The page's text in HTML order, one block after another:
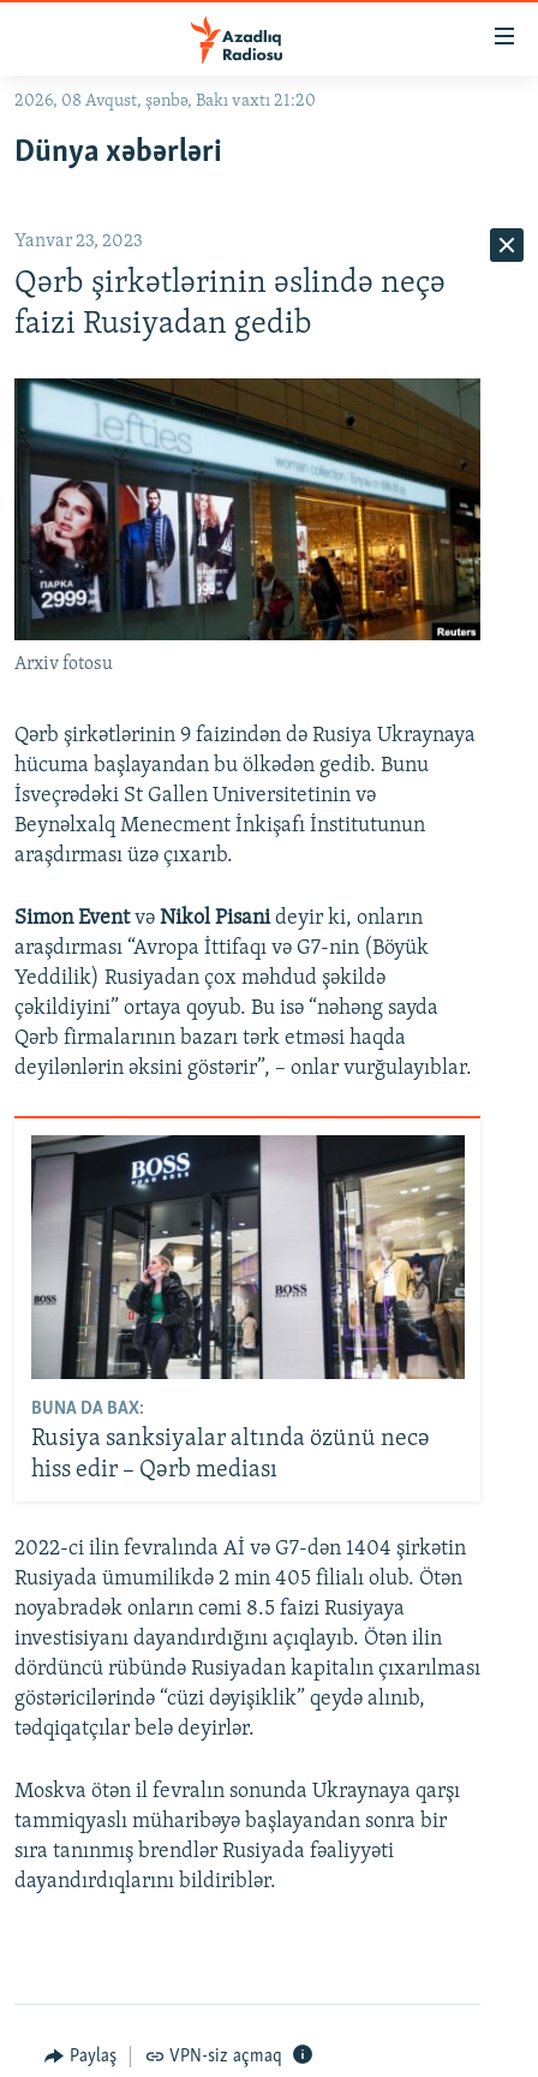
Əsas
qayıt
qayıt
Axtarışa
keç
#İZAHLA
FƏRQƏ BAX
QANUNI DOĞRU
ARAŞDIRMA
MULTIMEDIA
VIDEO
FOTOQALEREYA
İNFOQRAFIKA
KARIKATURA
RADIO ARXIV
OXU ZALI
AZƏRBAYCAN ƏDƏBIYYATI KITABXANASI
İSLAM VƏ DEMOKRATIYA
HAQQIMIZDA
MISSIYAMIZ
PEŞƏ ETIKASI VƏ JURNALISTIKA STANDARTLARIMIZ
BIZIMLƏ ƏLAQƏ
XƏBƏR BÜLLETENLƏRIMIZ
BIZI IZLƏ
2026, 08 Avqust, şənbə, Bakı vaxtı 21:20
Dünya xəbərləri
Yanvar 23, 2023
Qərb şirkətlərinin əslində neçə
faizi Rusiyadan gedib
Arxiv fotosu
Qərb şirkətlərinin 9 faizindən də Rusiya Ukraynaya
hücuma başlayandan bu ölkədən gedib. Bunu
İsveçrədəki St Gallen Universitetinin və
Beynəlxalq Menecment İnkişafı İnstitutunun
araşdırması üzə çıxarıb.
Simon Eventvə Nikol Pisanideyir ki, onların
araşdırması “Avropa İttifaqı və G7-nin (Böyük
Yeddilik) Rusiyadan çox məhdud şəkildə
çəkildiyini” ortaya qoyub. Bu isə “nəhəng sayda
Qərb firmalarının bazarı tərk etməsi haqda
deyilənlərin əksini göstərir”, – onlar vurğulayıblar.
BUNA DA BAX:
Rusiya sanksiyalar altında özünü necə
hiss edir – Qərb mediası
2022-ci ilin fevralında Aİ və G7-dən 1404 şirkətin
Rusiyada ümumilikdə 2 min 405 filialı olub. Ötən
noyabradək onların cəmi 8.5 faizi Rusiyaya
investisiyanı dayandırdığını açıqlayıb. Ötən ilin
dördüncü rübündə Rusiyadan kapitalın çıxarılması
göstəricilərində “cüzi dəyişiklik” qeydə alınıb,
tədqiqatçılar belə deyirlər.
Moskva ötən il fevralın sonunda Ukraynaya qarşı
tammiqyaslı müharibəyə başlayandan sonra bir
sıra tanınmış brendlər Rusiyada fəaliyyəti
dayandırdıqlarını bildiriblər.
Paylaş VPN-siz açmaq